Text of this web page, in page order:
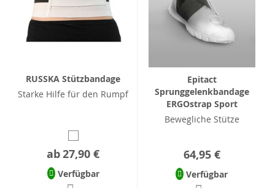
RUSSKA Stützbandage
Starke Hilfe für den Rumpf
ab27,90 €
Verfügbar
Epitact
Sprunggelenkbandage
ERGOstrap Sport
Bewegliche Stütze
64,95 €
Verfügbar